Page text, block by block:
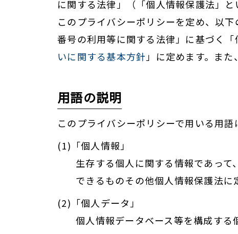
に関する法律」（「個人情報保護法」
このプライバシーポリシーを定め、以
番号の利用等に関する法律」に基づく
いに関する基本方針 」に定めます。ま
用語の説明
このプライバシーポリシーで用いる用
(1)「個人情報」
生存する個人に関する情報であっ
できるものその他個人情報保護法に
(2)「個人データ」
個人情報データベース等を構成する